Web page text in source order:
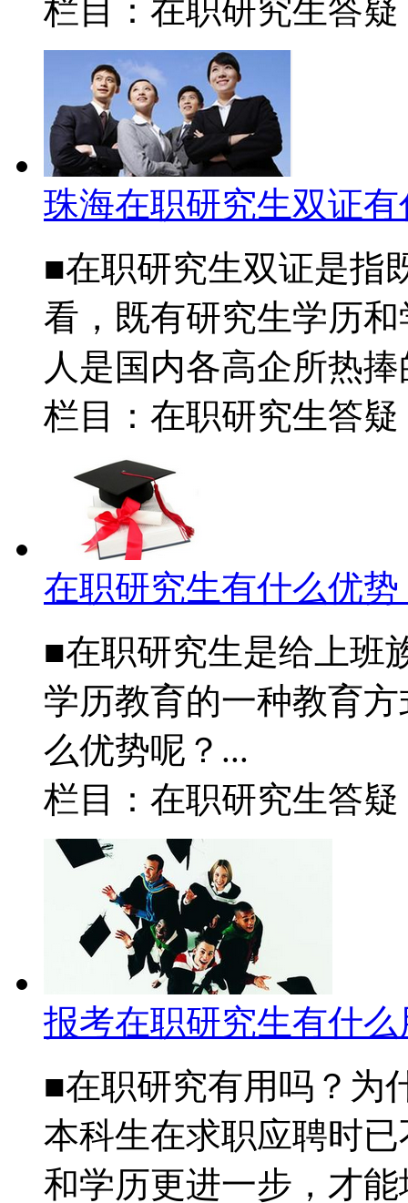
栏目：在职研究生
珠海在职研究生双证
■在职研究生双证是指
看，既有研究生学历
人是国内各高企所热
栏目：在职研究生
在职研究生有什么优势
■在职研究生是给上班
学历教育的一种教育
么优势呢？...
栏目：在职研究生
报考在职研究生有什
■在职研究有用吗？为
本科生在求职应聘时
和学历更进一步，才